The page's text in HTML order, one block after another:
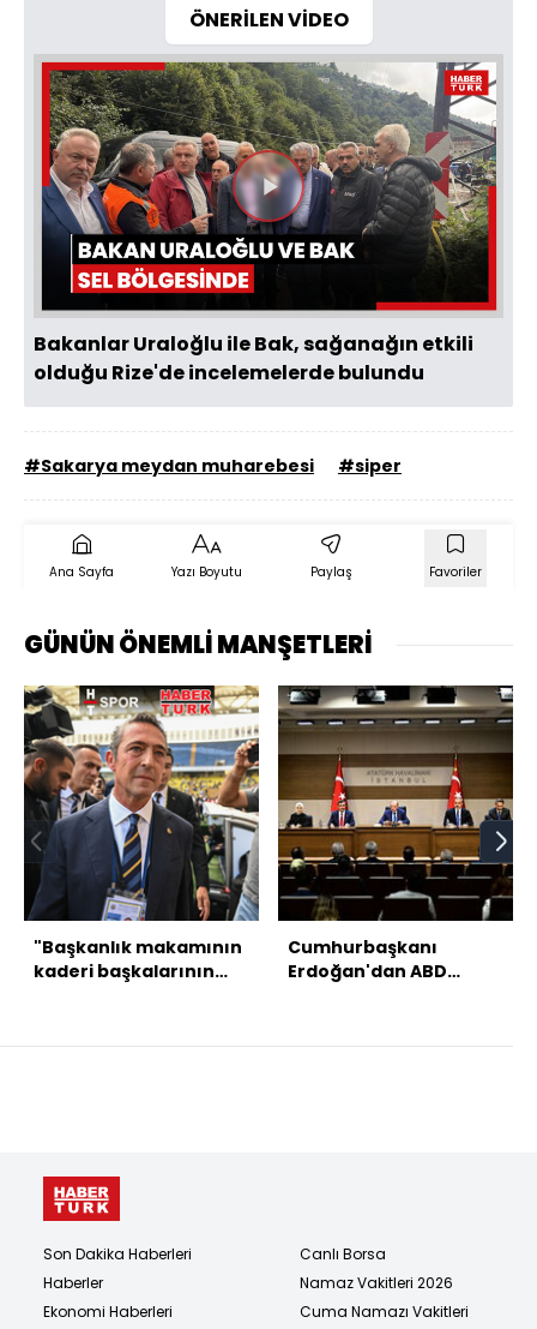
ÖNERİLEN VİDEO
Videoyu
Oynat
Bakanlar Uraloğlu ile Bak, sağanağın etkili
olduğu Rize'de incelemelerde bulundu
#Sakarya meydan muharebesi #siper
Ana Sayfa Yazı Boyutu Paylaş Favoriler
GÜNÜN ÖNEMLİ MANŞETLERİ
"Başkanlık makamının
kaderi başkalarının
Cumhurbaşkanı
Erdoğan'dan ABD
Son Dakika Haberleri
Haberler
Ekonomi Haberleri
Canlı Borsa
Namaz Vakitleri 2026
Cuma Namazı Vakitleri